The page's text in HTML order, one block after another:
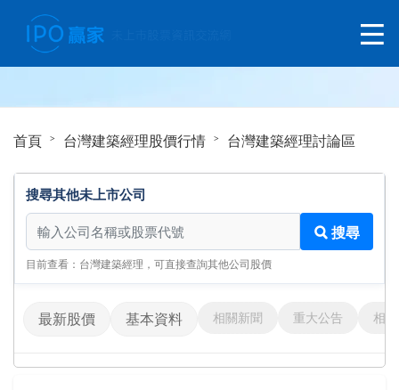
首頁 台灣建築經理股價行情 台灣建築經理討論區
搜尋其他未上市公司
搜尋其他未上市公司
搜尋
目前查看：台灣建築經理，可直接查詢其他公司股價
最新股價 基本資料 相關新聞 重大公告 相